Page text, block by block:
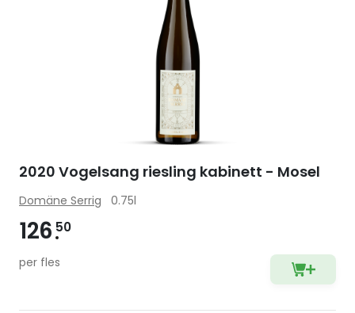
2020 Vogelsang riesling kabinett - Mosel
Domäne Serrig 0.75l
126 50
per fles